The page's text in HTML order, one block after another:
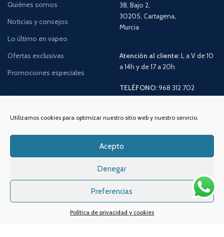
Utilizamos cookies para optimizar nuestro sitio web y nuestro servicio.
Acepto
Denegar
Preferencias
Política de privacidad y cookies
Quiénes somos
Noticias y consejos
Lo último en vapeo
Ofertas exclusivas
Promociones especiales
38, Bajo 2,
30205, Cartagena,
Murcia
Atención al cliente:L a V de 10
a 14h y de 17 a 20h
TELÉFONO:968 312 702
WATSSAPP:601 30 58 28